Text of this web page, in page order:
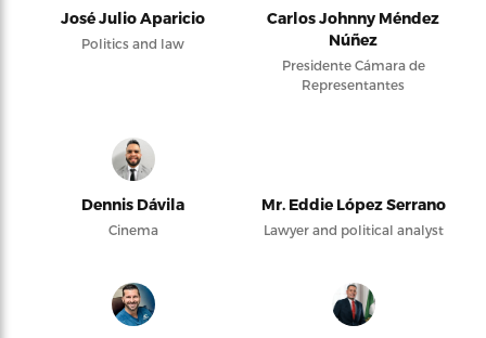
José Julio Aparicio
Politics and law
Carlos Johnny Méndez
Núñez
Presidente Cámara de
Representantes
Dennis Dávila
Cinema
Mr. Eddie López Serrano
Lawyer and political analyst